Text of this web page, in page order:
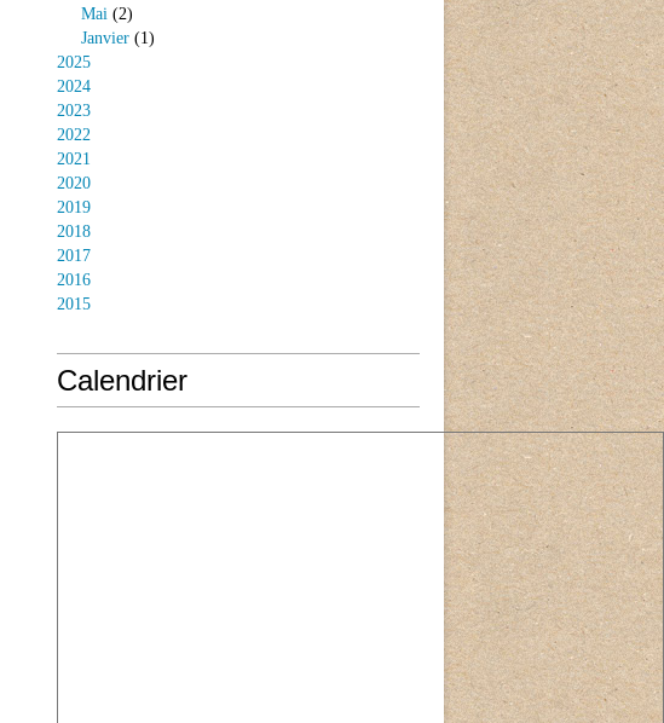
Mai (2)
Janvier (1)
2025
2024
2023
2022
2021
2020
2019
2018
2017
2016
2015
Calendrier